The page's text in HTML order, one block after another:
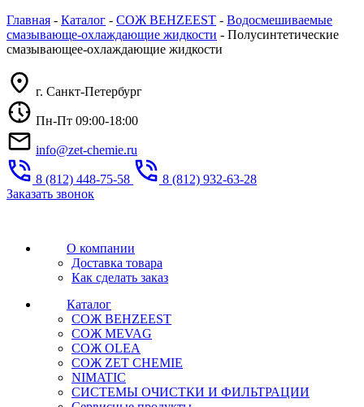
Главная - Каталог - СОЖ BEHZEEST - Водосмешиваемые
смазывающе-охлаждающие жидкости - Полусинтетические
смазывающее-охлаждающие жидкости
г. Санкт-Петербург
Пн-Пт 09:00-18:00
info@zet-chemie.ru
8 (812) 448-75-58
8 (812) 932-63-28
Заказать звонок
О компании
Доставка товара
Как сделать заказ
Каталог
СОЖ BEHZEEST
СОЖ MEVAG
СОЖ OLEA
СОЖ ZET CHEMIE
NIMATIC
СИСТЕМЫ ОЧИСТКИ И ФИЛЬТРАЦИИ